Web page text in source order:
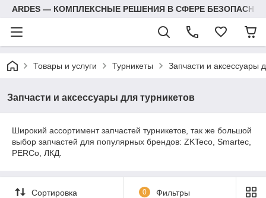
ARDES — КОМПЛЕКСНЫЕ РЕШЕНИЯ В СФЕРЕ
Товары и услуги Турникеты Запчасти и аксессуары
Запчасти и аксессуары для турникетов
Широкий ассортимент запчастей турникетов, так же большой
выбор запчастей для популярных брендов: ZKTeco, Smartec,
PERCo, ЛКД.
Сортировка 0 Фильтры